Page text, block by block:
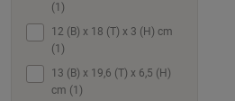
(1)
12 (B) x 18 (T) x 3 (H) cm
(1)
13 (B) x 19,6 (T) x 6,5 (H)
cm (1)